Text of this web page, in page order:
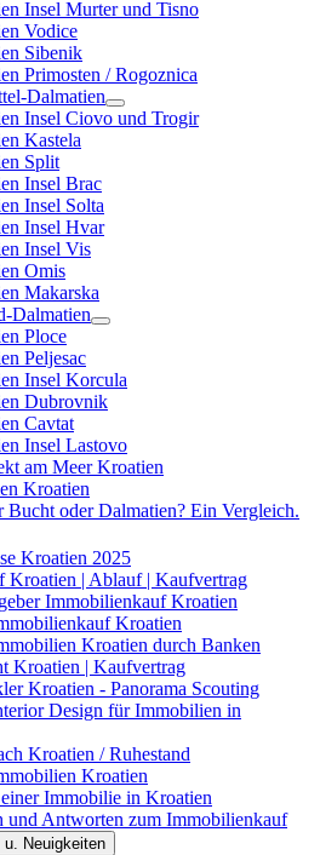
Insel Murter und Tisno
Vodice
Sibenik
Primosten / Rogoznica
Dalmatien
Insel Ciovo und Trogir
Kastela
Split
Insel Brac
Insel Solta
Insel Hvar
Insel Vis
Omis
Makarska
Dalmatien
Ploce
Peljesac
Insel Korcula
Dubrovnik
Cavtat
Insel Lastovo
am Meer Kroatien
Kroatien
Bucht oder Dalmatien? Ein Vergleich.
Kroatien 2025
Kroatien | Ablauf | Kaufvertrag
Immobilienkauf Kroatien
Kroatien
Kroatien durch Banken
Kroatien | Kaufvertrag
Kroatien - Panorama Scouting
Design für Immobilien in
Kroatien / Ruhestand
Kroatien
Immobilie in Kroatien
und Antworten zum Immobilienkauf
Neuigkeiten